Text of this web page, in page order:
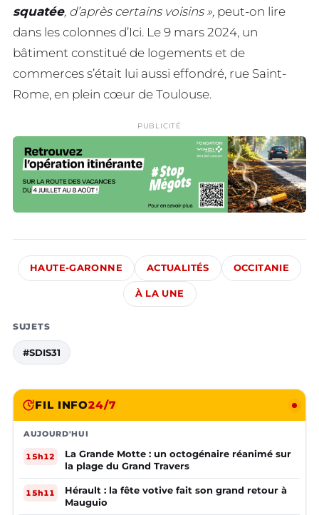
squatée, d’après certains voisins », peut-on lire
dans les colonnes d’Ici. Le 9 mars 2024, un
bâtiment constitué de logements et de
commerces s’était lui aussi effondré, rue Saint-
Rome, en plein cœur de Toulouse.
PUBLICITÉ
HAUTE-GARONNE ACTUALITÉS OCCITANIE
À LA UNE
SUJETS
#SDIS31
FIL INFO24/7
AUJOURD'HUI
15h12
La Grande Motte : un octogénaire réanimé sur
la plage du Grand Travers
15h11
Hérault : la fête votive fait son grand retour à
Mauguio